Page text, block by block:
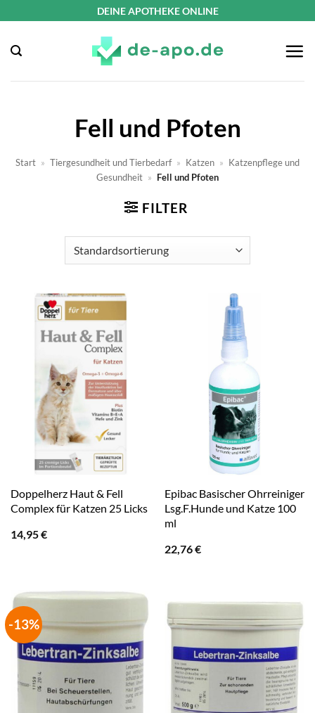
springen
DEINE APOTHEKE ONLINE
Fell und Pfoten
Start » Tiergesundheit und Tierbedarf » Katzen » Katzenpflege und
Gesundheit » Fell und Pfoten
FILTER
Doppelherz Haut & Fell
Complex für Katzen 25 Licks
14,95€
Epibac Basischer Ohrreiniger
Lsg.F.Hunde und Katze 100
ml
22,76€
-13%